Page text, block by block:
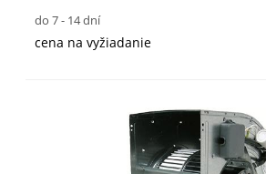
do 7 - 14 dní
cena na vyžiadanie